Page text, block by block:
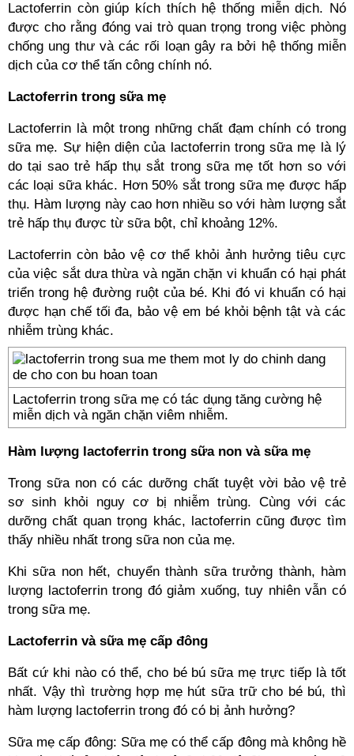
Lactoferrin còn giúp kích thích hệ thống miễn dịch. Nó
được cho rằng đóng vai trò quan trọng trong việc phòng
chống ung thư và các rối loạn gây ra bởi hệ thống miễn
dịch của cơ thể tấn công chính nó.
Lactoferrin trong sữa mẹ
Lactoferrin là một trong những chất đạm chính có trong
sữa mẹ. Sự hiện diện của lactoferrin trong sữa mẹ là lý
do tại sao trẻ hấp thụ sắt trong sữa mẹ tốt hơn so với
các loại sữa khác. Hơn 50% sắt trong sữa mẹ được hấp
thụ. Hàm lượng này cao hơn nhiều so với hàm lượng sắt
trẻ hấp thụ được từ sữa bột, chỉ khoảng 12%.
Lactoferrin còn bảo vệ cơ thể khỏi ảnh hưởng tiêu cực
của việc sắt dưa thừa và ngăn chặn vi khuẩn có hại phát
triển trong hệ đường ruột của bé. Khi đó vi khuẩn có hại
được hạn chế tối đa, bảo vệ em bé khỏi bệnh tật và các
nhiễm trùng khác.
Lactoferrin trong sữa mẹ có tác dụng tăng cường hệ
miễn dịch và ngăn chặn viêm nhiễm.
Hàm lượng lactoferrin trong sữa non và sữa mẹ
Trong sữa non có các dưỡng chất tuyệt vời bảo vệ trẻ
sơ sinh khỏi nguy cơ bị nhiễm trùng. Cùng với các
dưỡng chất quan trọng khác, lactoferrin cũng được tìm
thấy nhiều nhất trong sữa non của mẹ.
Khi sữa non hết, chuyển thành sữa trưởng thành, hàm
lượng lactoferrin trong đó giảm xuống, tuy nhiên vẫn có
trong sữa mẹ.
Lactoferrin và sữa mẹ cấp đông
Bất cứ khi nào có thể, cho bé bú sữa mẹ trực tiếp là tốt
nhất. Vậy thì trường hợp mẹ hút sữa trữ cho bé bú, thì
hàm lượng lactoferrin trong đó có bị ảnh hưởng?
Sữa mẹ cấp đông: Sữa mẹ có thể cấp đông mà không hề